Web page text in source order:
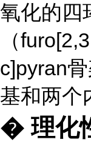
氧化的四
（
c]pyran
基和两个
� 理化